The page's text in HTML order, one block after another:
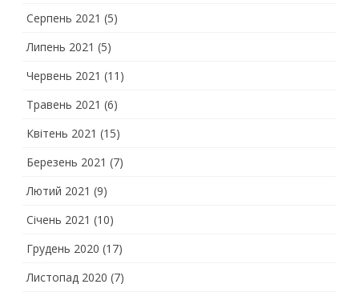
Серпень 2021 (5)
Липень 2021 (5)
Червень 2021 (11)
Травень 2021 (6)
Квітень 2021 (15)
Березень 2021 (7)
Лютий 2021 (9)
Січень 2021 (10)
Грудень 2020 (17)
Листопад 2020 (7)